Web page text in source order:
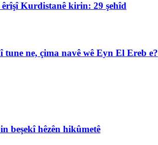
Kurdistanê kirin: 29 şehîd
ne, çima navê wê Eyn El Ereb e?
beşekî hêzên hikûmetê